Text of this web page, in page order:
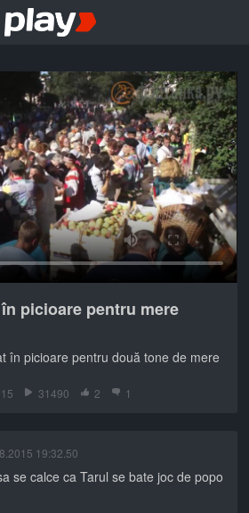
picioare pentru mere
în picioare pentru două tone de mere
31490 2 1
19:32.50
se calce ca Tarul se bate joc de popo